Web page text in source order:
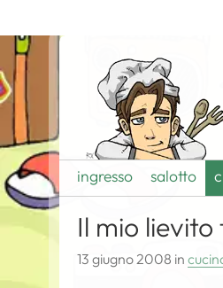
ingresso salotto
Il mio
13 giugno 2008 in